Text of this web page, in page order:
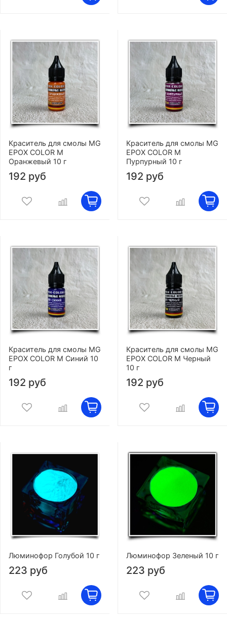
Краситель для смолы MG
EPOX COLOR M
Оранжевый 10 г
192 руб
Краситель для смолы MG
EPOX COLOR M
Пурпурный 10 г
192 руб
Краситель для смолы MG
EPOX COLOR M Синий 10
г
192 руб
Краситель для смолы MG
EPOX COLOR M Черный
10 г
192 руб
Люминофор Голубой 10 г
223 руб
Люминофор Зеленый 10 г
223 руб